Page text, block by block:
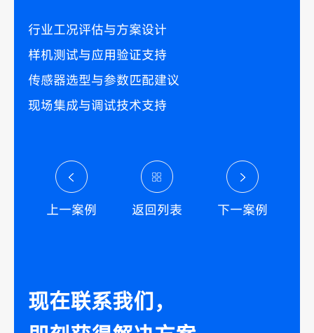
行业工况评估与方案设计
样机测试与应用验证支持
传感器选型与参数匹配建议
现场集成与调试技术支持
上一案例 返回列表 下一案例
现在联系我们，